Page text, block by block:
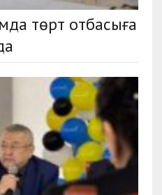
төрт отбасыға